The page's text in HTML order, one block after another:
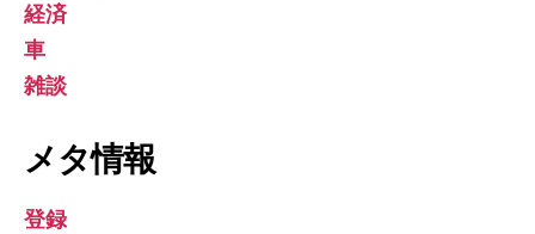
経済
車
雑談
メタ情報
登録